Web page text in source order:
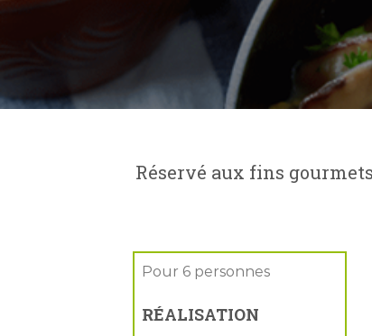
Réservé aux fins
Pour 6 personnes
RÉALISATION